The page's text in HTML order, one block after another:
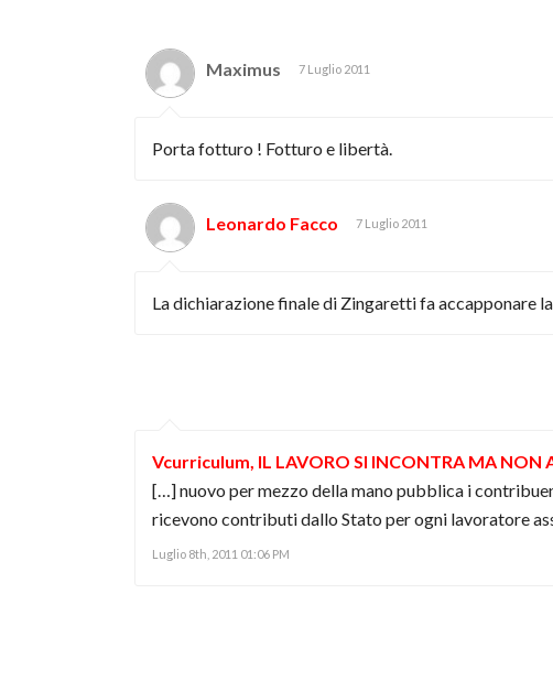
Maximus 7 Luglio 2011
Porta fotturo ! Fotturo e libertà.
Leonardo Facco 7 Luglio 2011
La dichiarazione finale di Zingaretti fa accapponare
Vcurriculum, IL LAVORO SI INCONTRA MA
[…] nuovo per mezzo della mano pubblica i
ricevono contributi dallo Stato per ogni lavoratore
Luglio 8th, 2011 01:06 PM